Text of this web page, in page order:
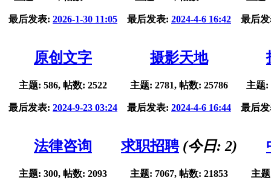
最后发表: 2026-1-30 11:05 最后发表: 2024-4-6 16:42 最后
原创文字
主题: 586, 帖数: 2522
最后发表: 2024-9-23 03:24
摄影天地
主题: 2781, 帖数: 25786
最后发表: 2024-4-6 16:44
主题:
最后
法律咨询
主题: 300, 帖数: 2093
求职招聘(今日: 2)
主题: 7067, 帖数: 21853 主